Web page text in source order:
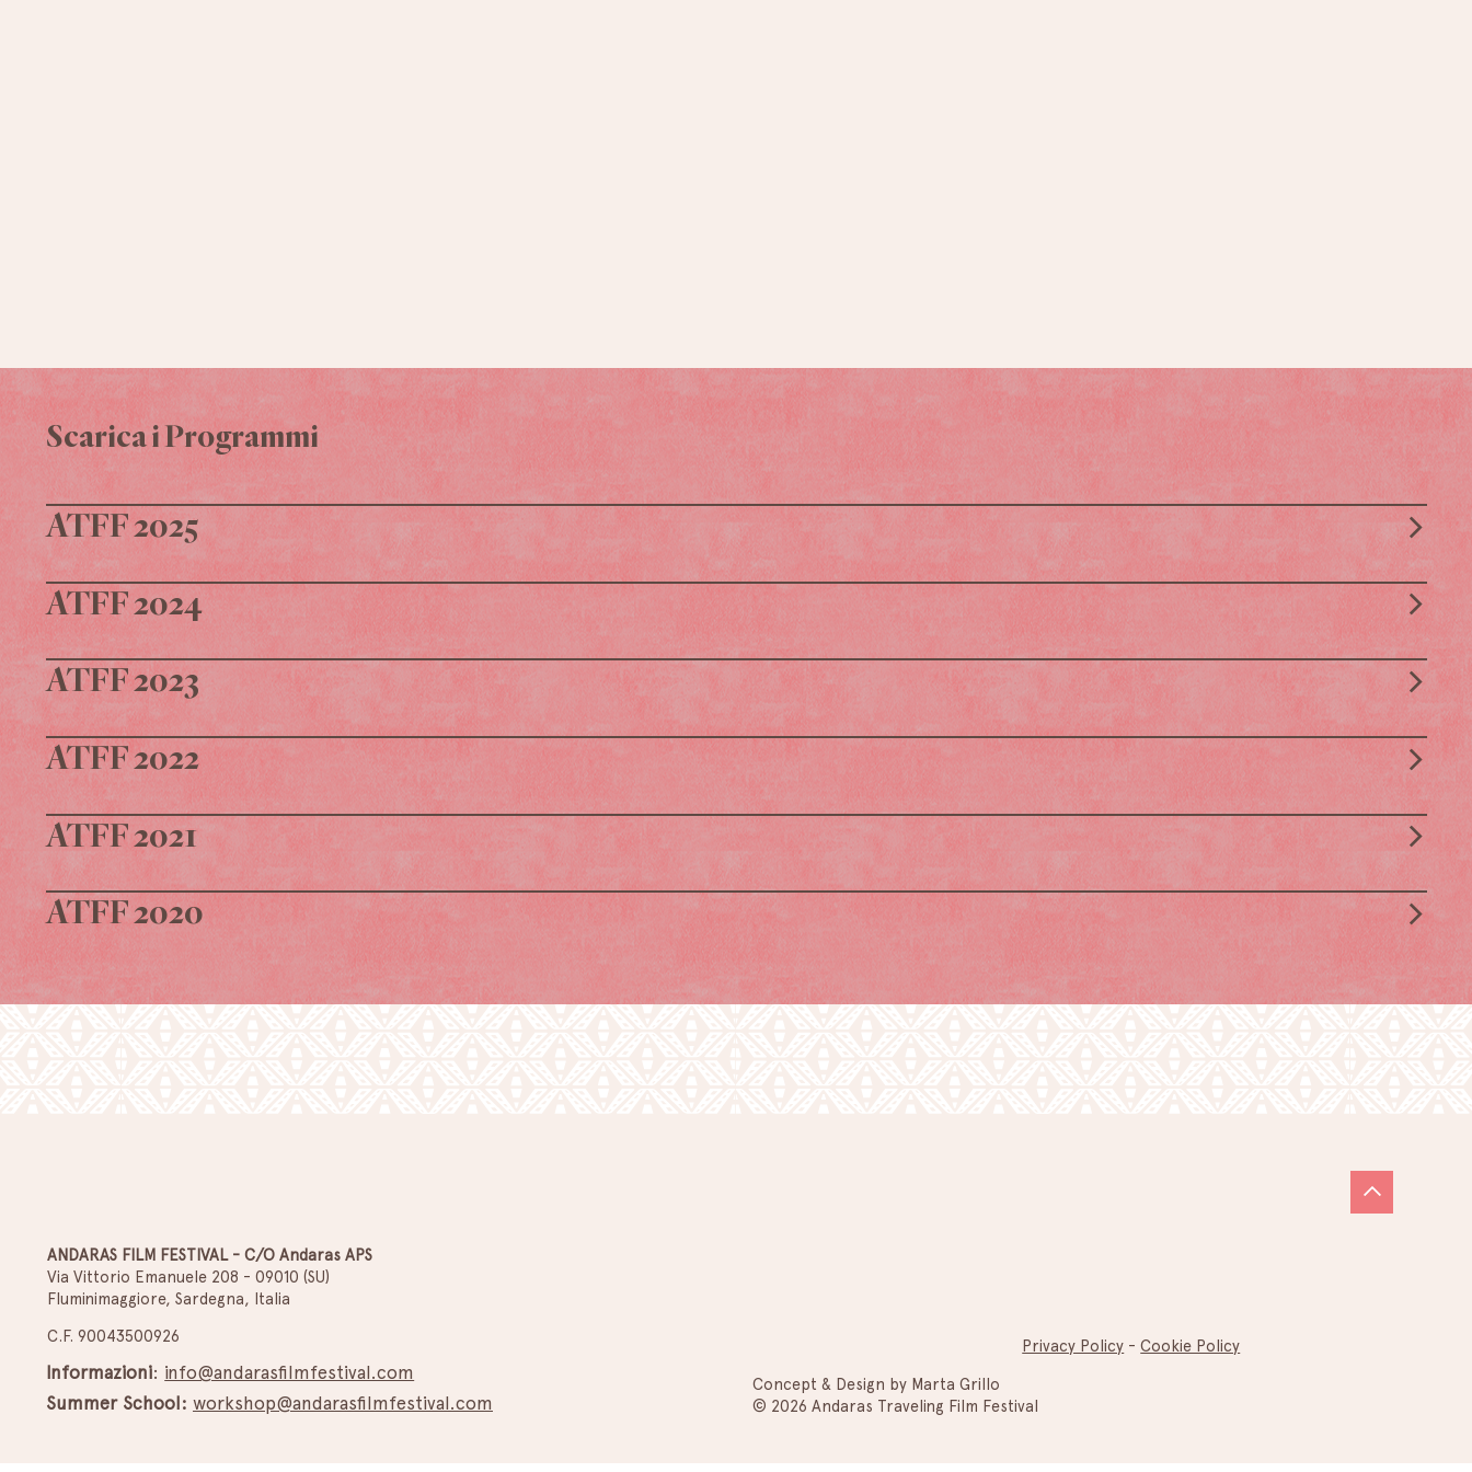
Scarica i Programmi
ATFF 2025
ATFF 2024
ATFF 2023
ATFF 2022
ATFF 2021
ATFF 2020
ANDARAS FILM FESTIVAL - C/O Andaras APS
Via Vittorio Emanuele 208 - 09010 (SU)
Fluminimaggiore, Sardegna, Italia
C.F. 90043500926
Informazioni: info@andarasfilmfestival.com
Summer School: workshop@andarasfilmfestival.com
Concept & Design by Marta Grillo
© 2026 Andaras Traveling Film Festival
Privacy Policy -Cookie Policy